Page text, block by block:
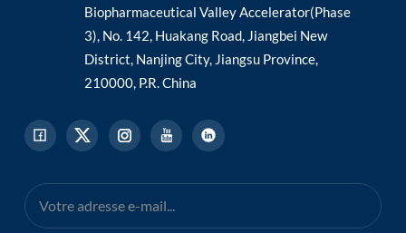
Biopharmaceutical Valley Accelerator(Phase
3), No. 142, Huakang Road, Jiangbei New
District, Nanjing City, Jiangsu Province,
210000, P.R. China